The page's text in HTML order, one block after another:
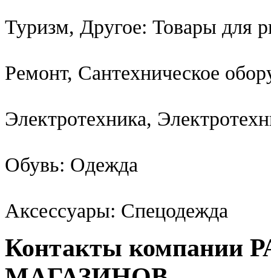
Туризм, Другое: Товары для
Ремонт, Сантехническое
Электротехника,
Обувь: Одежда
Аксессуары: Спецодежда
Контакты